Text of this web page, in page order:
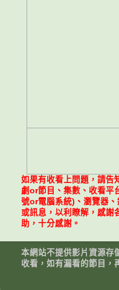
如果有收看上問題，請告
劇or節目、集數、收看平
號or電腦系統)、瀏覽器、
或訊息，以利瞭解，感謝
助，十分感謝。
本網站不提供影片資源存
收看，如有漏看的節目，